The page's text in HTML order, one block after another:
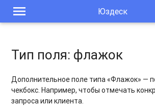
menu Юздеск
Тип поля: флажок
Дополнительное поле типа «Флажок» —
чекбокс. Например, чтобы отмечать
запроса или клиента.